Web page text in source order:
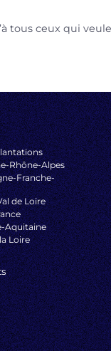
tous ceux qui
Rhône-Alpes
Franche-
de Loire
Aquitaine
Loire